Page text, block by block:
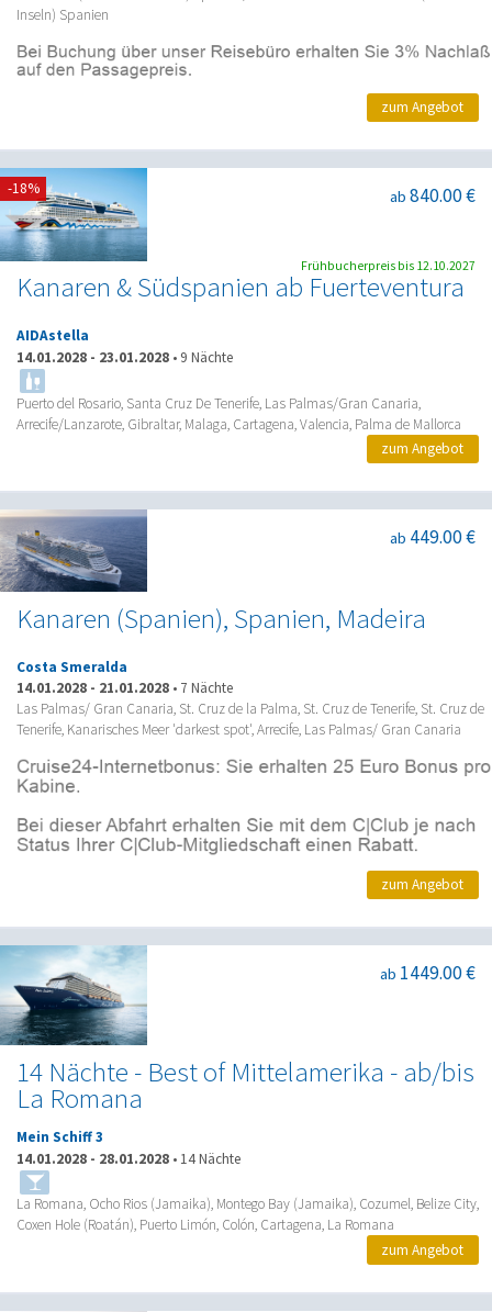
Inseln) Spanien
zum Angebot
Kanaren & Südspanien ab Fuerteventura
ab 840.00 €
AIDAstella
14.01.2028 - 23.01.2028 • 9 Nächte
Puerto del Rosario, Santa Cruz De Tenerife, Las Palmas/Gran Canaria,
Arrecife/Lanzarote, Gibraltar, Malaga, Cartagena, Valencia, Palma de Mallorca
-18%
Frühbucherpreis bis 12.10.2027
zum Angebot
Kanaren (Spanien), Spanien, Madeira
ab 449.00 €
Costa Smeralda
14.01.2028 - 21.01.2028 • 7 Nächte
Las Palmas/ Gran Canaria, St. Cruz de la Palma, St. Cruz de Tenerife, St. Cruz de
Tenerife, Kanarisches Meer 'darkest spot', Arrecife, Las Palmas/ Gran Canaria
zum Angebot
14 Nächte - Best of Mittelamerika - ab/bis
La Romana
ab 1449.00 €
Mein Schiff 3
14.01.2028 - 28.01.2028 • 14 Nächte
La Romana, Ocho Rios (Jamaika), Montego Bay (Jamaika), Cozumel, Belize City,
Coxen Hole (Roatán), Puerto Limón, Colón, Cartagena, La Romana
zum Angebot